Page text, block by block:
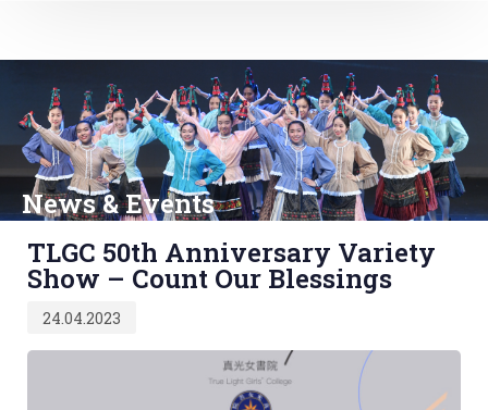
News & Events
TLGC 50th Anniversary Variety
Show – Count Our Blessings
Published
on: